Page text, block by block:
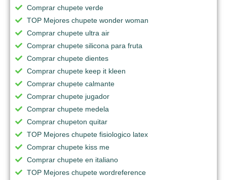
Comprar chupete verde
TOP Mejores chupete wonder woman
Comprar chupete ultra air
Comprar chupete silicona para fruta
Comprar chupete dientes
Comprar chupete keep it kleen
Comprar chupete calmante
Comprar chupete jugador
Comprar chupete medela
Comprar chupeton quitar
TOP Mejores chupete fisiologico latex
Comprar chupete kiss me
Comprar chupete en italiano
TOP Mejores chupete wordreference